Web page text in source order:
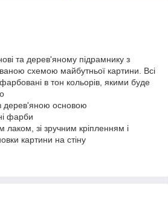
та дерев'яному підрамнику з
схемою майбутньої картини. Всі
в тон кольорів, якими буде
дерев'яною основою
фарби
лаком, зі зручним кріпленням і
картини на стіну